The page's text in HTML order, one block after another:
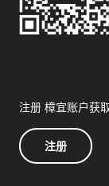
注册 樟宜账户获
注册